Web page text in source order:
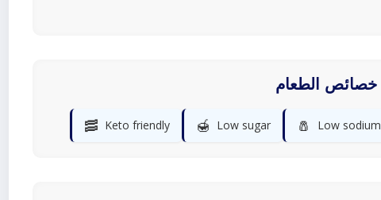
خصائص الطعام
🥓 Keto friendly 🍯 Low sugar 🧂 Low sodium